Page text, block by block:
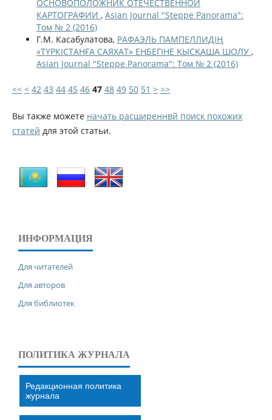
ОСНОВОПОЛОЖНИК ОТЕЧЕСТВЕННОЙ
КАРТОГРАФИИ , Asian Journal "Steppe Panorama":
Том № 2 (2016)
Г.М. Касабулатова, РАФАЭЛЬ ПАМПЕЛЛИДІҢ
«ТҮРКІСТАНҒА САЯХАТ» ЕҢБЕГІНЕ ҚЫСҚАША ШОЛУ ,
Asian Journal "Steppe Panorama": Том № 2 (2016)
<< < 42 43 44 45 46 47 48 49 50 51 > >>
Вы также можете начать расширеннвй поиск похожих
статей для этой статьи.
ИНФОРМАЦИЯ
Для читателей
Для авторов
Для библиотек
ПОЛИТИКА ЖУРНАЛА
Редакционная политика
журнала